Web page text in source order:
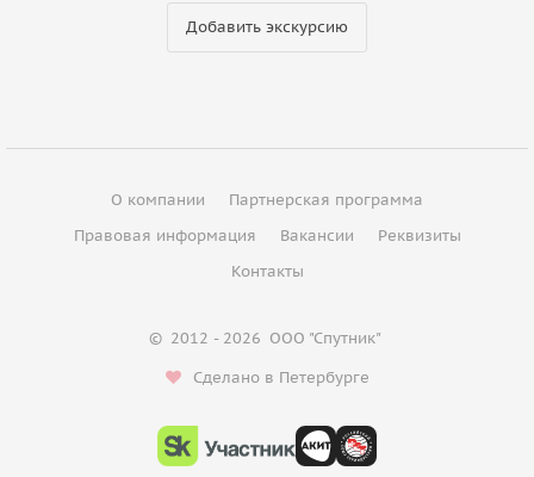
Добавить экскурсию
О компании
Партнерская программа
Правовая информация
Вакансии
Реквизиты
Контакты
© 2012 - 2026 ООО "Спутник"
Сделано в Петербурге